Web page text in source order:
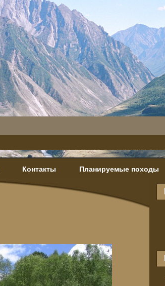
Контакты Планируемые походы